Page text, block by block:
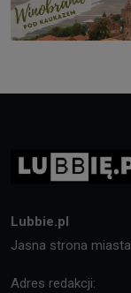
Lubbie.pl
Jasna strona miasta
Adres redakcji: